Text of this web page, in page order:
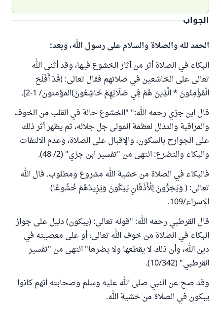
الجواب
الحمد لله والصلاة والسلام على رسول الله، وبعد:
البكاء في الصلاة أثر من آثار الخشوع فيها، وقد أثنى الله
تعالى على الخاشعين في صلاتهم فقال تعالى: (قَدْ أَفْلَحَ
الْمُؤْمِنُونَ * الَّذِينَ هُمْ فِي صَلَاتِهِمْ ‌خَاشِعُونَ)المؤمنون/ 1-2].
قال ابن جزي رحمه الله:" "الخشوع حالة في القلب من الخوف
والمراقبة والتذلل لعظمة المولى جل جلاله، ثم يظهر أثر ذلك
على الجوارح بالسكون، والإقبال على الصلاة، وعدم الالتفات
والبكاء والتضرع: انتهى من "تفسير ابن جزي" (2/ 48).
فالبكاء في الصلاة من خشية الله مشروع ومطلوب. قال الله
تعالى: ( وَيَخِرُّونَ ‌لِلْأَذْقَانِ يَبْكُونَ وَيَزِيدُهُمْ خُشُوعًا)
الإسراء/109.
قال القرطبي رحمه الله: "قوله تعالى: (يبكون) دليل على جواز
البكاء في الصلاة من خوف الله تعالى، أو على معصيته في
دين الله، وأن ذلك لا يقطعها ولا يضرها" انتهى من "تفسير
القرطبي" (10/342).
وقد صح عن النبي صلى الله عليه وسلم وصحابته أنهم كانوا
يبكون في الصلاة من خشية الله.